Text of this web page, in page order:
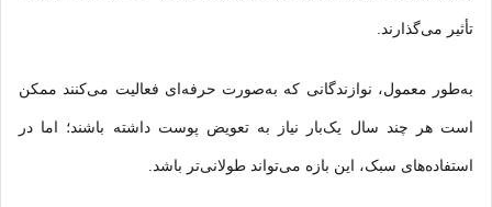
تأثیر می‌گذارند.
به‌طور معمول، نوازندگانی که به‌صورت حرفه‌ای فعالیت می‌کنند ممکن
است هر چند سال یک‌بار نیاز به تعویض پوست داشته باشند؛ اما در
استفاده‌های سبک، این بازه می‌تواند طولانی‌تر باشد.